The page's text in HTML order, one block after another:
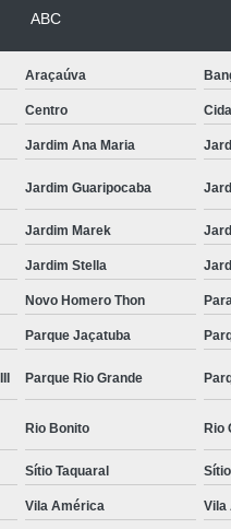
ABC
Araçaúva
Centro
Jardim Ana Maria
Jardim Guaripocaba
Jardim Marek
Jardim Stella
Novo Homero Thon
Parque Jaçatuba
Parque Rio Grande
Rio Bonito Rio
Sítio Taquaral
Vila América Vila